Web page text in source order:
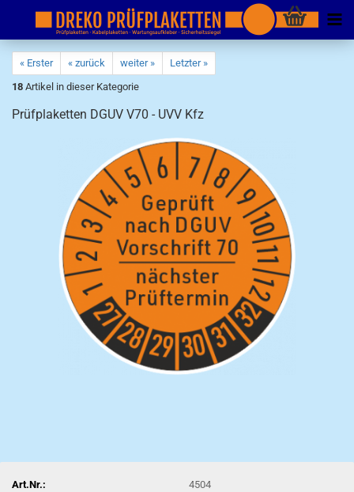
« Erster « zurück weiter »
Letzter »
18 Artikel in dieser Kategorie
Prüfplaketten DGUV V70 - UVV Kfz
Art.Nr.:
4504